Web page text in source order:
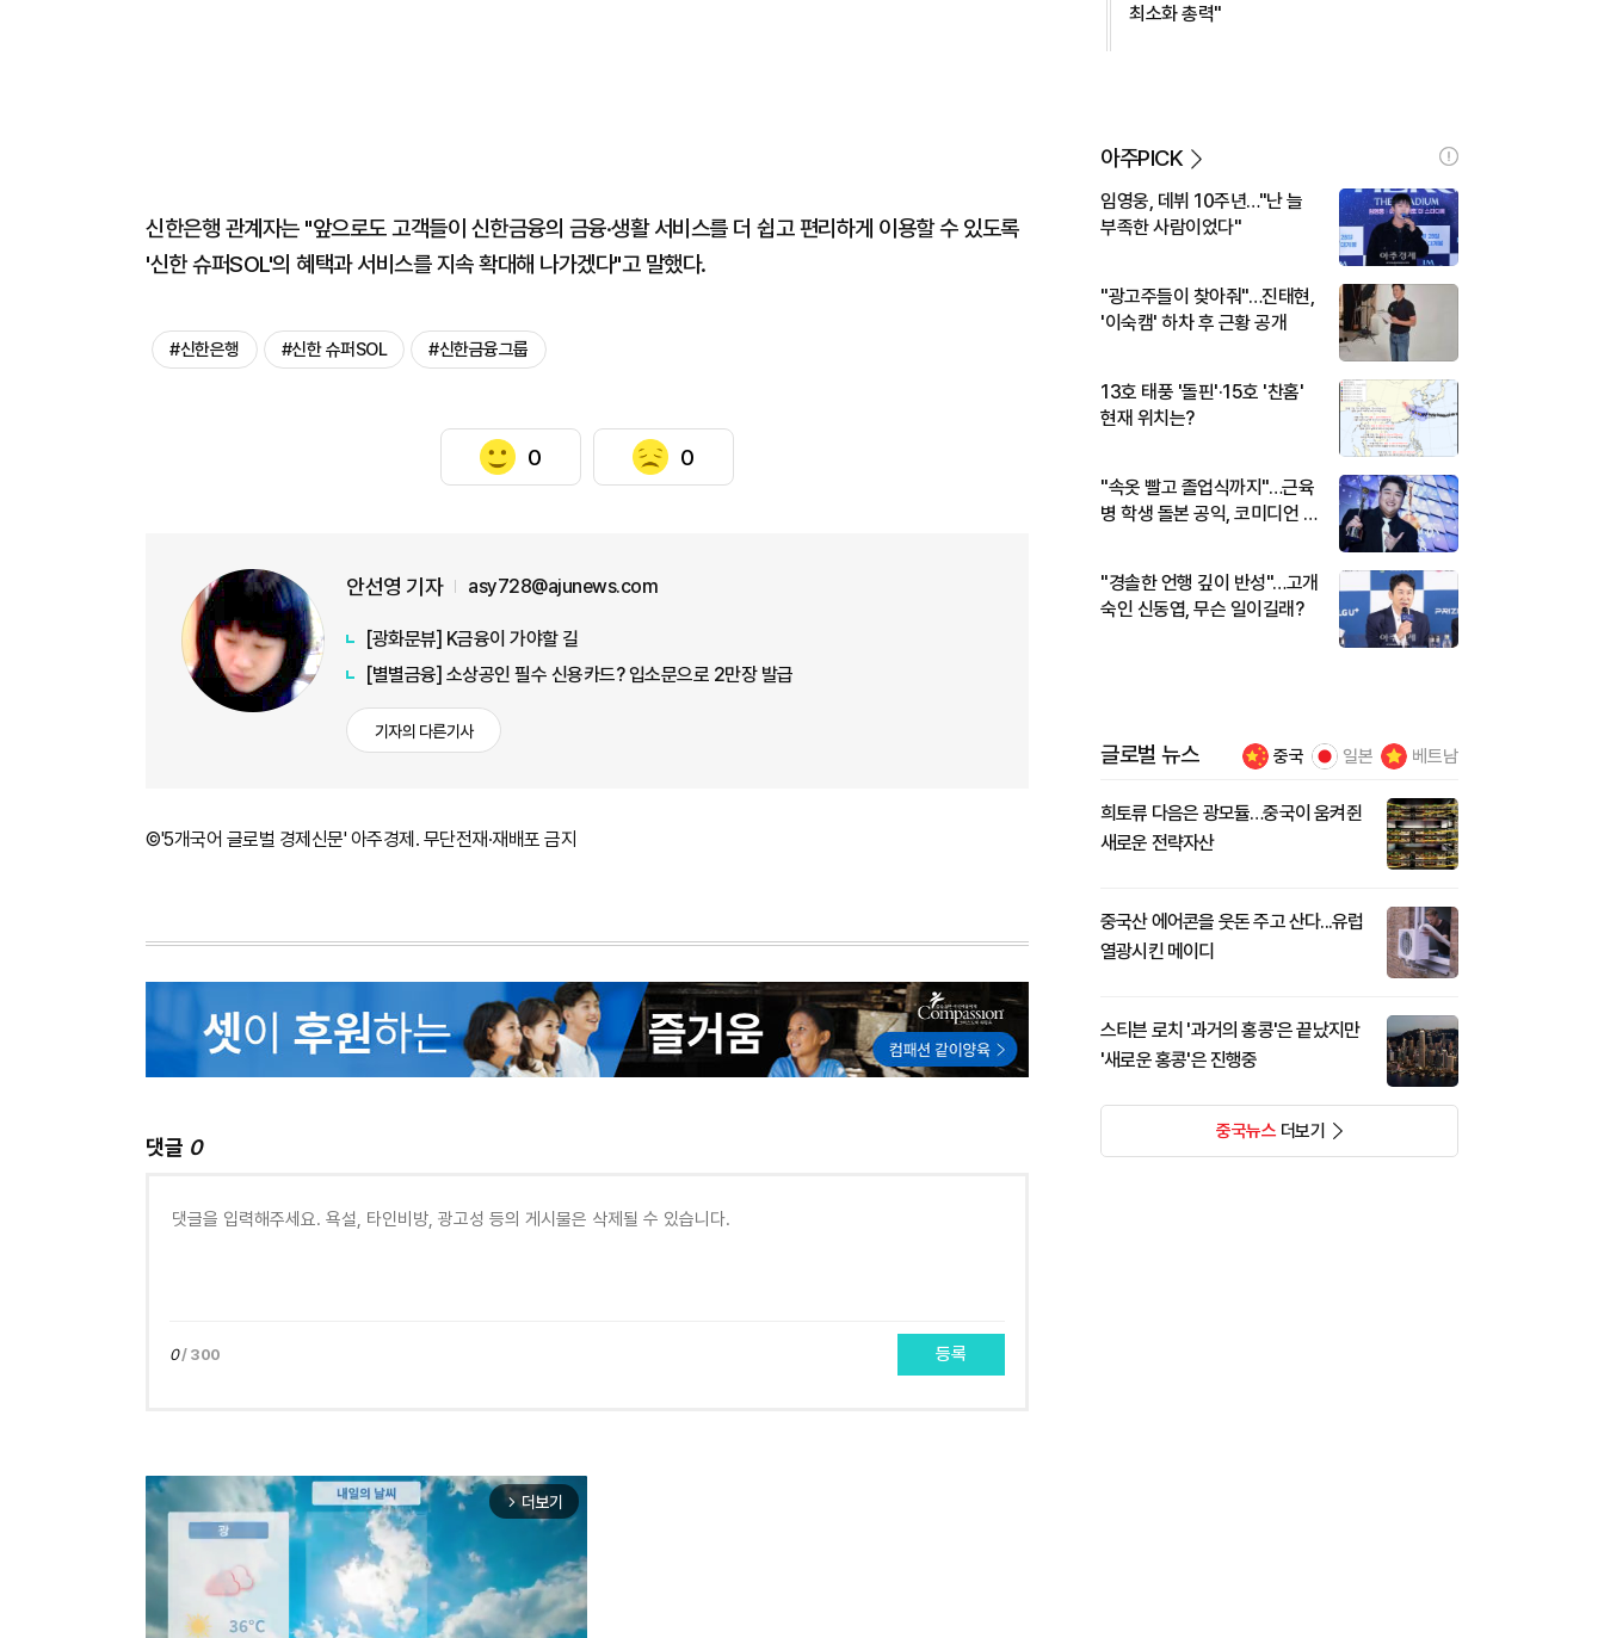
신한은행 관계자는 "앞으로도 고객들이 신한금융의 금융·생활 서비스를 더 쉽고 편리하게 이용할 수 있도록
'신한 슈퍼SOL'의 혜택과 서비스를 지속 확대해 나가겠다"고 말했다.
#신한은행 #신한 슈퍼SOL #신한금융그룹
0 0
안선영 기자 asy728@ajunews.com
[광화문뷰] K금융이 가야할 길
[별별금융] 소상공인 필수 신용카드? 입소문으로 2만장 발급
기자의 다른기사
©'5개국어 글로벌 경제신문' 아주경제. 무단전재·재배포 금지
댓글 0
0/ 300 등록
arrow_forward_ios 더보기
최소화 총력"
아주PICK
임영웅, 데뷔 10주년…"난 늘
부족한 사람이었다"
"광고주들이 찾아줘"…진태현,
'이숙캠' 하차 후 근황 공개
13호 태풍 '돌핀'·15호 '찬홈'
현재 위치는?
"속옷 빨고 졸업식까지"…근육
병 학생 돌본 공익, 코미디언 김
"경솔한 언행 깊이 반성"…고개
숙인 신동엽, 무슨 일이길래?
글로벌 뉴스 중국 일본 베트남
희토류 다음은 광모듈…중국이 움켜쥔
새로운 전략자산
중국산 에어콘을 웃돈 주고 산다...유럽
열광시킨 메이디
스티븐 로치 '과거의 홍콩'은 끝났지만
'새로운 홍콩'은 진행중
중국뉴스더보기